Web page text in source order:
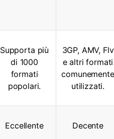
Supporta più
di 1000
formati
popolari.
3GP, AMV, Flv
e altri formati
comunemente
utilizzati.
Eccellente Decente